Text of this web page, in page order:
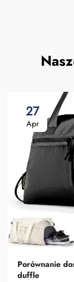
27
Apr
Porównanie
duffle